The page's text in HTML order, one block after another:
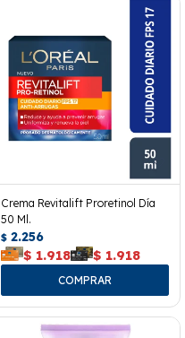
Crema Revitalift Proretinol Día
50 Ml.
$ 2.256
$ 1.918 $ 1.918